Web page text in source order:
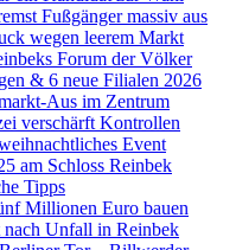
Fußgänger massiv aus
wegen leerem Markt
Forum der Völker
& 6 neue Filialen 2026
Aus im Zentrum
verschärft Kontrollen
Event
am Schloss Reinbek
Tipps
Millionen Euro bauen
Unfall in Reinbek